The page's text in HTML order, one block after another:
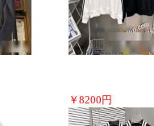
￥ 8200 円